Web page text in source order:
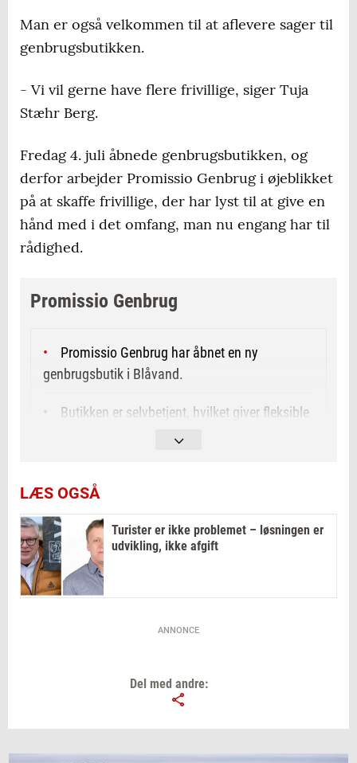
Man er også velkommen til at aflevere sager til
genbrugsbutikken.
- Vi vil gerne have flere frivillige, siger Tuja
Stæhr Berg.
Fredag 4. juli åbnede genbrugsbutikken, og
derfor arbejder Promissio Genbrug i øjeblikket
på at skaffe frivillige, der har lyst til at give en
hånd med i det omfang, man nu engang har til
rådighed.
Promissio Genbrug
Promissio Genbrug har åbnet en ny
genbrugsbutik i Blåvand.
Butikken er selvbetjent, hvilket giver fleksible
kode og logge ind via mit-id, eller modtage en
SMS for udenlandske turister.
LÆS OGSÅ
Turister er ikke problemet – løsningen er
udvikling, ikke afgift
ANNONCE
Del med andre: